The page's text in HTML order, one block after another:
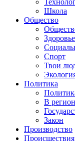
Школа
Общество
Здоровье
Спорт
Твои
Политика
В
Закон
Производство
Происшествия